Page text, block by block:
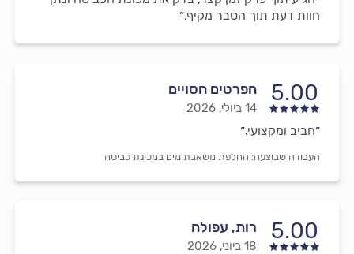
חוות דעת תוך הסבר מקיף.״
5.00 הפרטים חסויים
14 ביולי, 2026
״חביב ומקצועי.״
העבודה שבוצעה: החלפת משאבת מים במכונת כביסה
5.00 רות, עפולה
18 ביוני, 2026